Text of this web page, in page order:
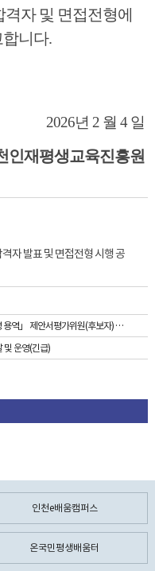
자 및 면접전형에
합니다.
2026년 2 월 4일
인재평생교육진흥원
자 발표 및 면접전형 시행 공
「2026년 인천 밸류업 교육개발 및 운영 용역」 제안서평가위원(후보자) 모집 공고
및 운영(긴급)
인천e배움캠퍼스
온국민평생배움터